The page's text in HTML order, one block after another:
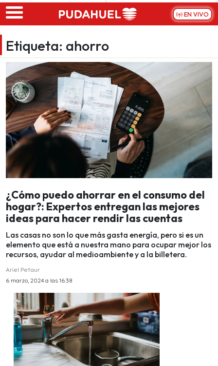
Skip to main content
EN VIVO
Etiqueta: ahorro
¿Cómo puedo ahorrar en el consumo del
hogar?: Expertos entregan las mejores
ideas para hacer rendir las cuentas
Las casas no son lo que más gasta energía, pero si es un
elemento que está a nuestra mano para ocupar mejor los
recursos, ayudar al medioambiente y a la billetera.
Ariel Pefaur
6 marzo, 2024 a las 16:38